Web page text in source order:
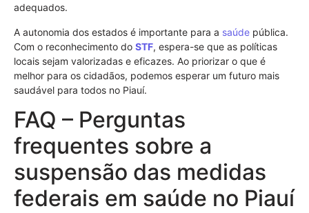
adequados.
A autonomia dos estados é importante para a saúde pública.
Com o reconhecimento do STF, espera-se que as políticas
locais sejam valorizadas e eficazes. Ao priorizar o que é
melhor para os cidadãos, podemos esperar um futuro mais
saudável para todos no Piauí.
FAQ – Perguntas
frequentes sobre a
suspensão das medidas
federais em saúde no Piauí